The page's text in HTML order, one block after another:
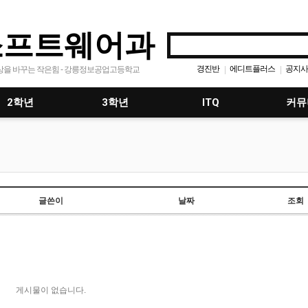
트웨어과
을 바꾸는 작은힘 - 강릉정보공업고등학교 경진반 | 에디트플러스 | 공지
2학년 3학년 ITQ 커
글쓴이 날짜 조회
게시물이 없습니다.